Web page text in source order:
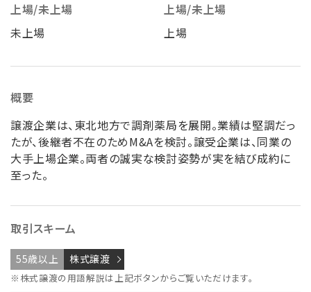
上場/未上場
未上場
上場/未上場
上場
概要
譲渡企業は、東北地方で調剤薬局を展開。業績は堅調だっ
たが、後継者不在のためM&Aを検討。譲受企業は、同業の
大手上場企業。両者の誠実な検討姿勢が実を結び成約に
至った。
取引スキーム
55歳以上 株式譲渡
※株式譲渡の用語解説は上記ボタンからご覧いただけます。